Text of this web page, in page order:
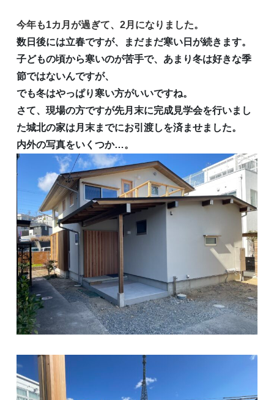
今年も1カ月が過ぎて、2月になりました。
数日後には立春ですが、まだまだ寒い日が続きます。
子どもの頃から寒いのが苦手で、あまり冬は好きな季
節ではないんですが、
でも冬はやっぱり寒い方がいいですね。
さて、現場の方ですが先月末に完成見学会を行いまし
た城北の家は月末までにお引渡しを済ませました。
内外の写真をいくつか…。